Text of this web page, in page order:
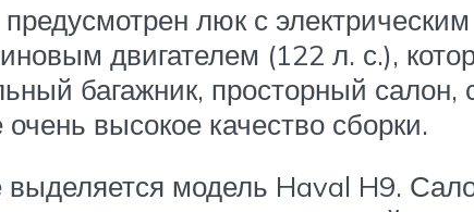
люк с
двигателем (122 л. с.),
багажник, просторный
высокое качество сборки.
выделяется модель Haval H9.